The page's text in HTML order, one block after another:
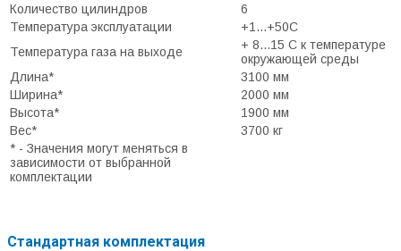
Количество цилиндров
6
Температура эксплуатации
+1...+50С
Температура газа на выходе
+ 8...15 С к температуре
окружающей среды
Длина*
3100 мм
Ширина*
2000 мм
Высота*
1900 мм
Вес*
3700 кг
* - Значения могут меняться в
зависимости от выбранной
комплектации
Стандартная комплектация